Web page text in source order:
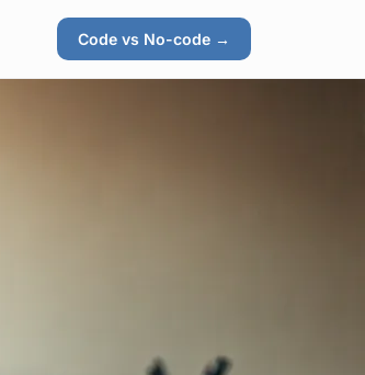
Code vs No-code →